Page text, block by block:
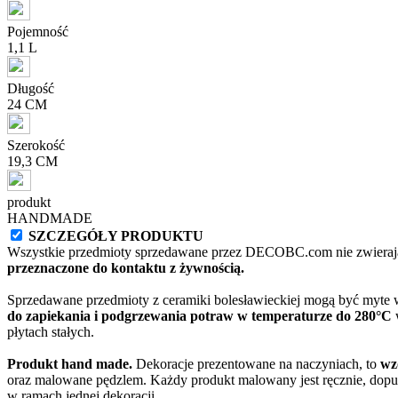
Pojemność
1,1 L
Długość
24 CM
Szerokość
19,3 CM
produkt
HANDMADE
SZCZEGÓŁY PRODUKTU
Wszystkie przedmioty sprzedawane przez DECOBC.com nie
przeznaczone do kontaktu z żywnością.
Sprzedawane przedmioty z ceramiki bolesławieckiej mogą być
do zapiekania i podgrzewania potraw w temperaturze do 280°C
płytach stałych.
Produkt hand made. Dekoracje prezentowane na naczyniach, to
oraz malowane pędzlem. Każdy produkt malowany jest ręcznie,